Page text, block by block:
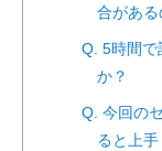
合がある
Q. 5時間で
か？
Q. 今回の
ると上